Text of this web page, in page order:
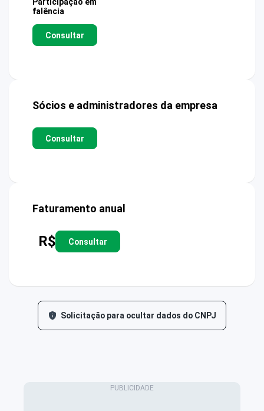
falência
Consultar
Sócios e administradores da empresa
Consultar
Faturamento anual
R$ Consultar
Solicitação para ocultar dados do CNPJ